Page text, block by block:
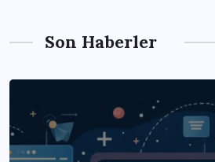
Son Haberler